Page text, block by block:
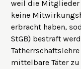
weil die Mitglieder
keine
erbracht haben,
StGB) bestraft
mittelbare Täter